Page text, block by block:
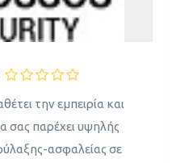
την εμπειρία και
σας παρέχει υψηλής
ασφαλείας σε